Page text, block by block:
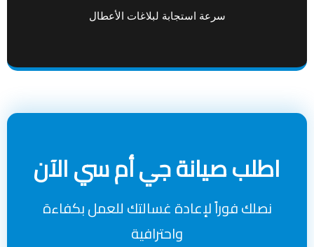
سرعة استجابة لبلاغات الأعطال
اطلب صيانة جي أم سي الآن
نصلك فوراً لإعادة غسالتك للعمل بكفاءة
واحترافية